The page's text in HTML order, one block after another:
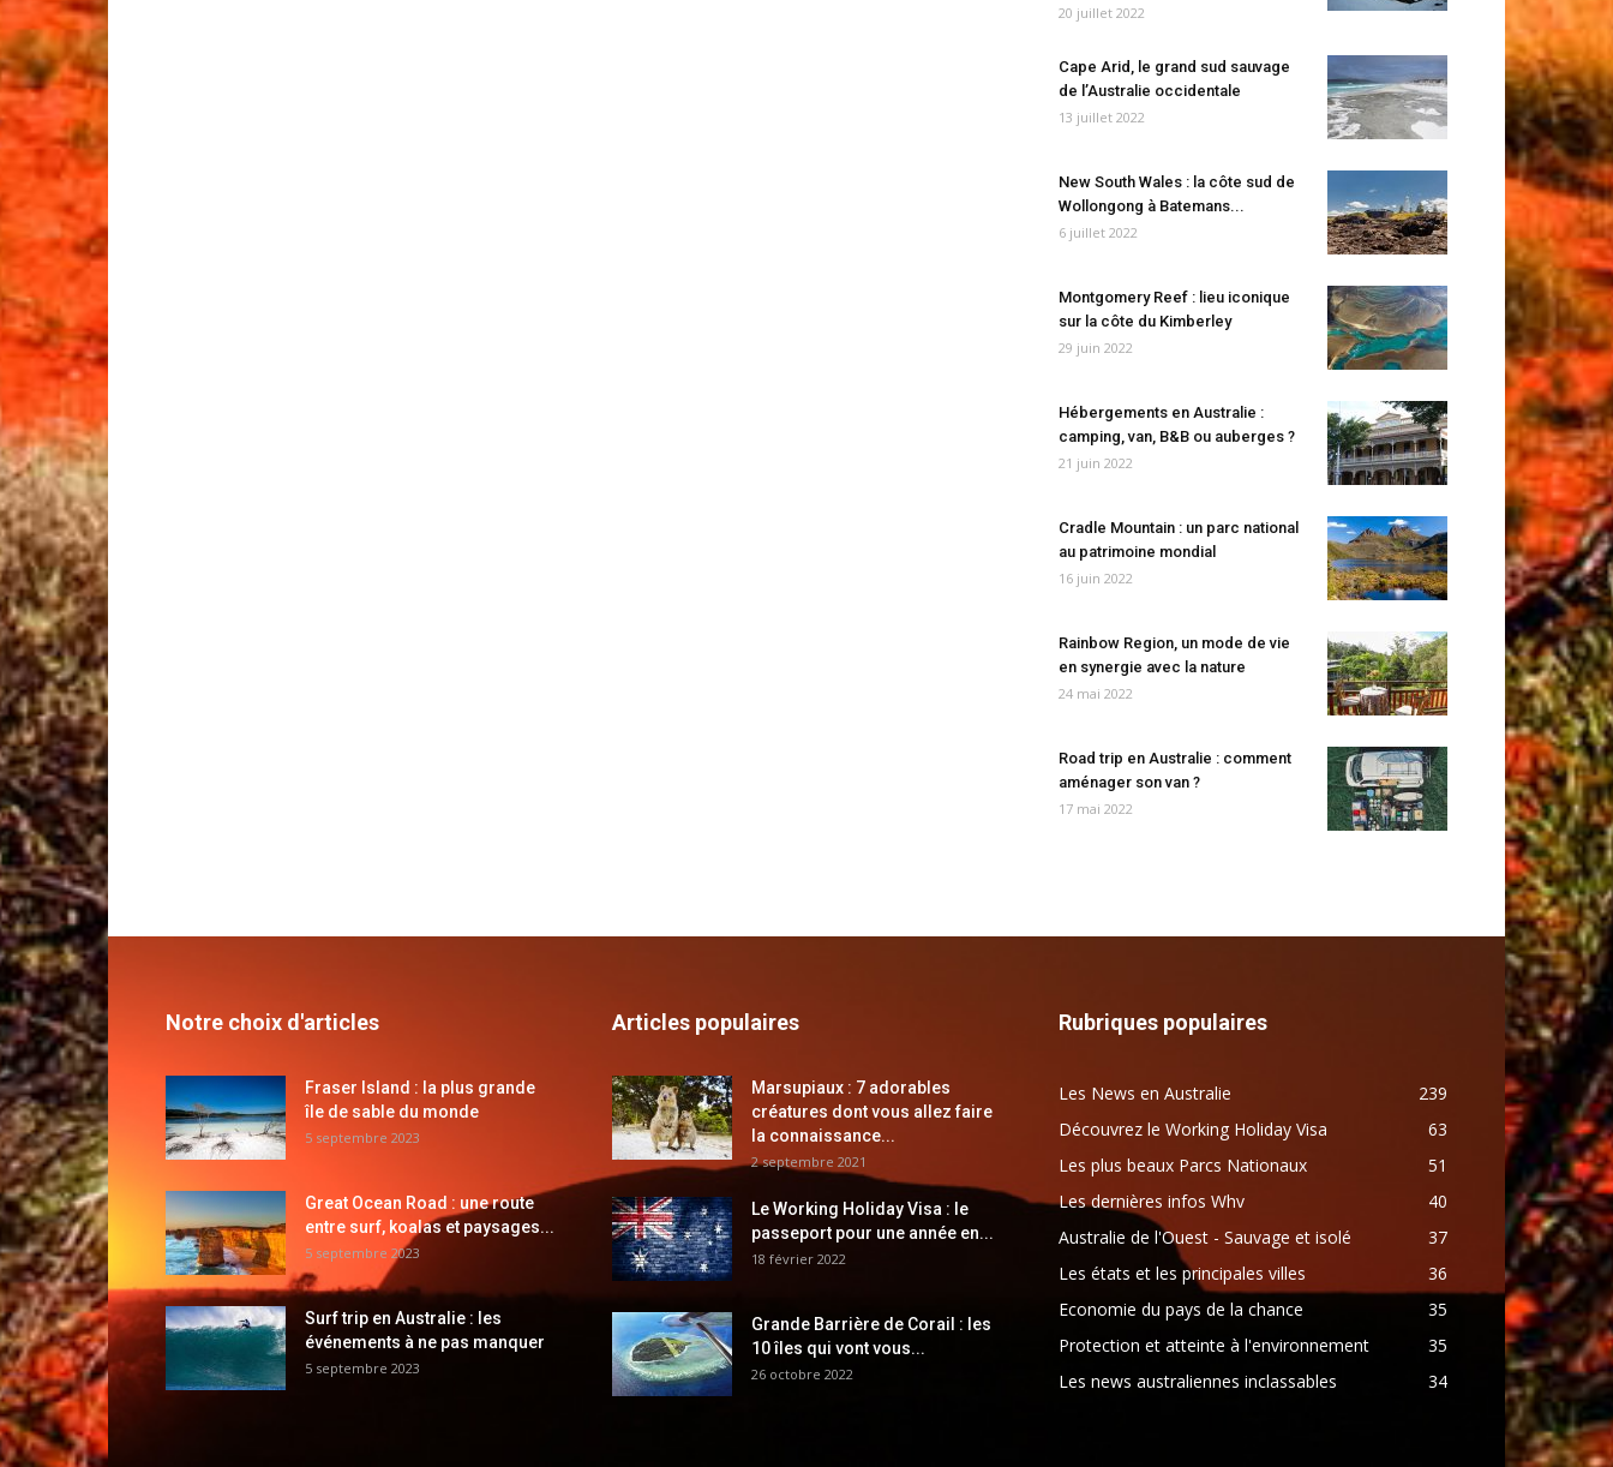
20 juillet 2022
Cape Arid, le grand sud sauvage
de l’Australie occidentale
13 juillet 2022
New South Wales : la côte sud de
Wollongong à Batemans...
6 juillet 2022
Montgomery Reef : lieu iconique
sur la côte du Kimberley
29 juin 2022
Hébergements en Australie :
camping, van, B&B ou auberges ?
21 juin 2022
Cradle Mountain : un parc national
au patrimoine mondial
16 juin 2022
Rainbow Region, un mode de vie
en synergie avec la nature
24 mai 2022
Road trip en Australie : comment
aménager son van ?
17 mai 2022
Notre choix d'articles
Fraser Island : la plus grande
île de sable du monde
5 septembre 2023
Great Ocean Road : une route
entre surf, koalas et paysages...
5 septembre 2023
Surf trip en Australie : les
événements à ne pas manquer
5 septembre 2023
Articles populaires
Marsupiaux : 7 adorables
créatures dont vous allez faire
la connaissance...
2 septembre 2021
Le Working Holiday Visa : le
passeport pour une année en...
18 février 2022
Grande Barrière de Corail : les
10 îles qui vont vous...
26 octobre 2022
Rubriques populaires
Les News en Australie
239
Découvrez le Working Holiday Visa
63
Les plus beaux Parcs Nationaux
51
Les dernières infos Whv
40
Australie de l'Ouest - Sauvage et isolé
37
Les états et les principales villes
36
Economie du pays de la chance
35
Protection et atteinte à l'environnement
35
Les news australiennes inclassables
34